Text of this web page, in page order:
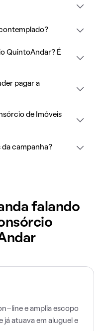
QuintoAndar? É
pagar a
de Imóveis
da campanha?
falando
line e amplia escopo
já atuava em aluguel e